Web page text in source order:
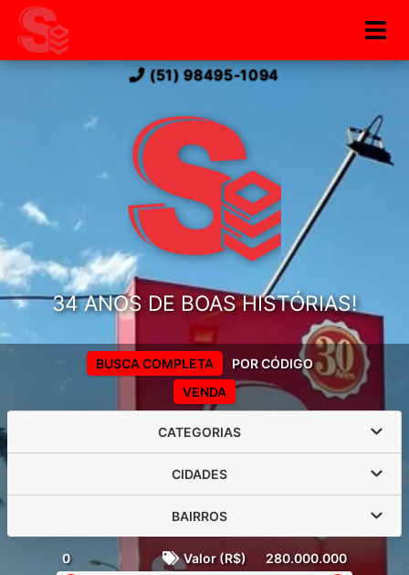
(51) 98495-1094
34 ANOS DE BOAS HISTÓRIAS!
VENDA
BUSCA COMPLETA POR CÓDIGO
CATEGORIAS
CIDADES
BAIRROS
0 Valor (R$) 280.000.000